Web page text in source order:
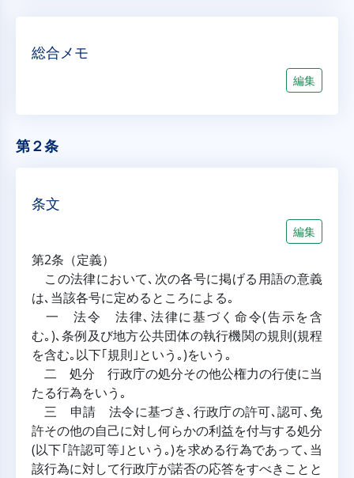
総合メモ
編集
第２条
条文
編集
第2条（定義）
この法律において､次の各号に掲げる用語の意義
は､当該各号に定めるところによる｡
一 法令 法律､法律に基づく命令(告示を含
む｡)､条例及び地方公共団体の執行機関の規則(規程
を含む｡以下｢規則｣という｡)をいう｡
二 処分 行政庁の処分その他公権力の行使に当
たる行為をいう｡
三 申請 法令に基づき､行政庁の許可､認可､免
許その他の自己に対し何らかの利益を付与する処分
(以下｢許認可等｣という｡)を求める行為であって､当
該行為に対して行政庁が諾否の応答をすべきことと